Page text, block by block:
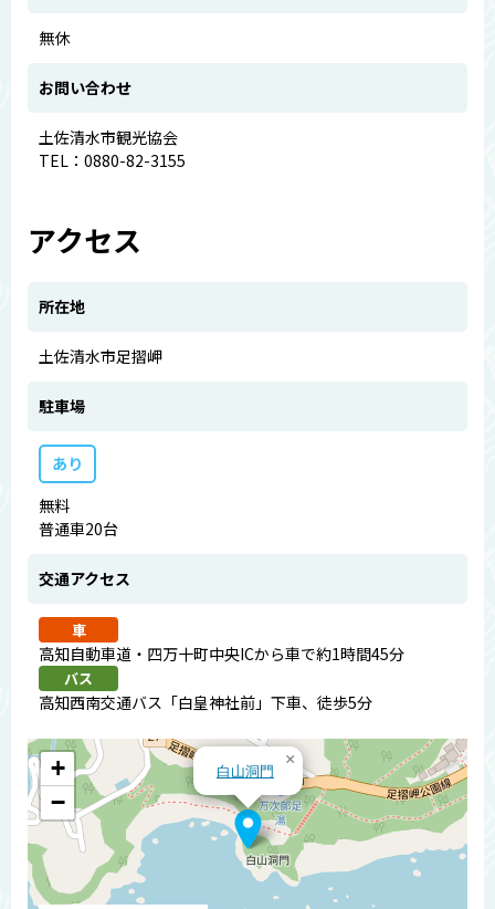
無休
お問い合わせ
土佐清水市観光協会
TEL：0880-82-3155
アクセス
所在地
土佐清水市足摺岬
駐車場
あり
無料
普通車20台
交通アクセス
車
高知自動車道・四万十町中央ICから車で約1時間45分
バス
高知西南交通バス「白皇神社前」下車、徒歩5分
白山洞門
×
+
−